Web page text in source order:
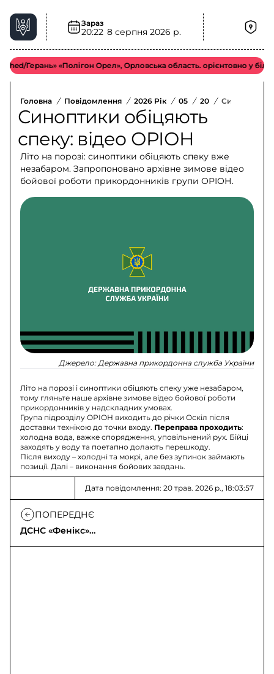
Зараз
20:22 8 серпня 2026 р.
«Полігон Орел», Орловська область. орієнтовно у більш
Головна / Повідомлення / 2026 Рік / 05 / 20 / Синоптики
Синоптики обіцяють
спеку: відео ОРІОН
Літо на порозі: синоптики обіцяють спеку вже
незабаром. Запропоновано архівне зимове відео
бойової роботи прикордонників групи ОРІОН.
Джерело: Державна прикордонна служба України
Літо на порозі і синоптики обіцяють спеку уже незабаром,
тому гляньте наше архівне зимове відео бойової роботи
прикордонників у надскладних умовах.
Група підрозділу ОРІОН виходить до річки Оскіл після
доставки технікою до точки входу. Переправа проходить:
холодна вода, важке спорядження, уповільнений рух. Бійці
заходять у воду та поетапно долають перешкоду.
Після виходу – холодні та мокрі, але без зупинок займають
позиції. Далі – виконання бойових завдань.
Дата повідомлення: 20 трав. 2026 р., 18:03:57
ПОПЕРЕДНЄ
ДСНС «Фенікс»
вивезла маму та